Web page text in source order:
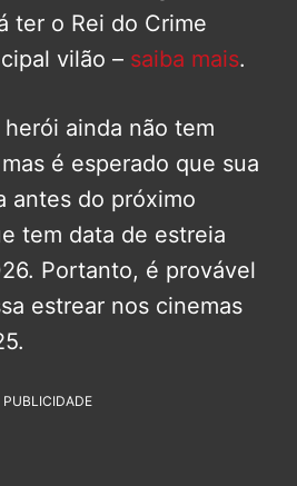
ter o Rei do Crime
vilão – saiba mais.
ainda não tem
é esperado que sua
antes do próximo
tem data de estreia
Portanto, é provável
estrear nos cinemas
PUBLICIDADE